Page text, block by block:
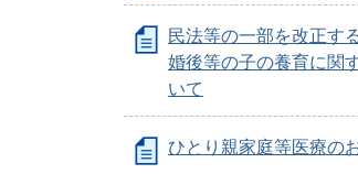
民法等の一部を改正す
婚後等の子の養育に関
いて
ひとり親家庭等医療の